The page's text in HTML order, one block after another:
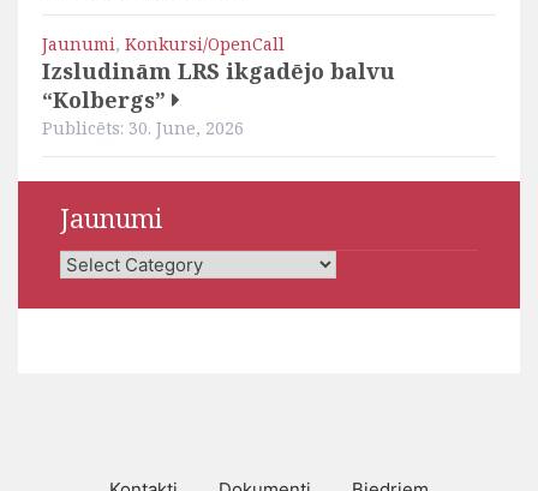
Jaunumi, Konkursi/OpenCall
Izsludinām LRS ikgadējo balvu
“Kolbergs”
Publicēts: 30. June, 2026
Jaunumi
Jaunumi